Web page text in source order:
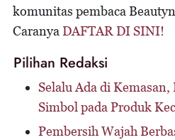
komunitas pembaca
Caranya DAFTAR DI SINI!
Pilihan Redaksi
Selalu Ada di
Simbol pada Produk
Pembersih Wajah